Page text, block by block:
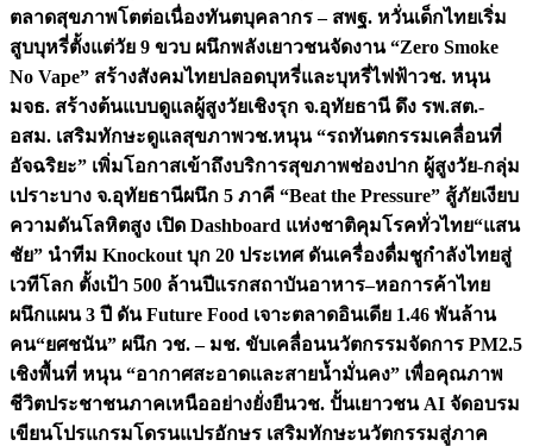
ตลาดสุขภาพโตต่อเนื่องทันตบุคลากร – สพฐ. หวั่นเด็กไทยเริ่ม
สูบบุหรี่ตั้งแต่วัย 9 ขวบ ผนึกพลังเยาวชนจัดงาน “Zero Smoke
No Vape” สร้างสังคมไทยปลอดบุหรี่และบุหรี่ไฟฟ้าวช. หนุน
มจธ. สร้างต้นแบบดูแลผู้สูงวัยเชิงรุก จ.อุทัยธานี ดึง รพ.สต.-
อสม. เสริมทักษะดูแลสุขภาพวช.หนุน “รถทันตกรรมเคลื่อนที่
อัจฉริยะ” เพิ่มโอกาสเข้าถึงบริการสุขภาพช่องปาก ผู้สูงวัย-กลุ่ม
เปราะบาง จ.อุทัยธานีผนึก 5 ภาคี “Beat the Pressure” สู้ภัยเงียบ
ความดันโลหิตสูง เปิด Dashboard แห่งชาติคุมโรคทั่วไทย“แสน
ชัย” นำทีม Knockout บุก 20 ประเทศ ดันเครื่องดื่มชูกำลังไทยสู่
เวทีโลก ตั้งเป้า 500 ล้านปีแรกสถาบันอาหาร–หอการค้าไทย
ผนึกแผน 3 ปี ดัน Future Food เจาะตลาดอินเดีย 1.46 พันล้าน
คน“ยศชนัน” ผนึก วช. – มช. ขับเคลื่อนนวัตกรรมจัดการ PM2.5
เชิงพื้นที่ หนุน “อากาศสะอาดและสายน้ำมั่นคง” เพื่อคุณภาพ
ชีวิตประชาชนภาคเหนืออย่างยั่งยืนวช. ปั้นเยาวชน AI จัดอบรม
เขียนโปรแกรมโดรนแปรอักษร เสริมทักษะนวัตกรรมสู่ภาค